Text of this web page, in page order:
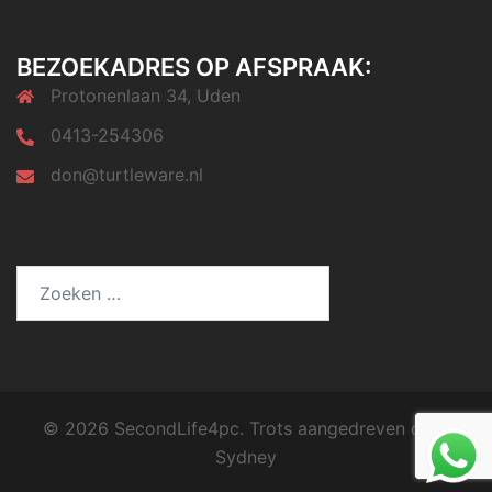
BEZOEKADRES OP AFSPRAAK:
Protonenlaan 34, Uden
0413-254306
don@turtleware.nl
© 2026 SecondLife4pc. Trots aangedreven door
Sydney